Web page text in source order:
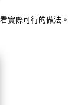
實際可行的做法。